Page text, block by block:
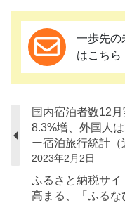
一歩先の
はこちら
国内宿泊者数12
8.3%増、外国人
ー宿泊旅行統計（
2023年2月2日
ふるさと納税サ
高まる、「ふる